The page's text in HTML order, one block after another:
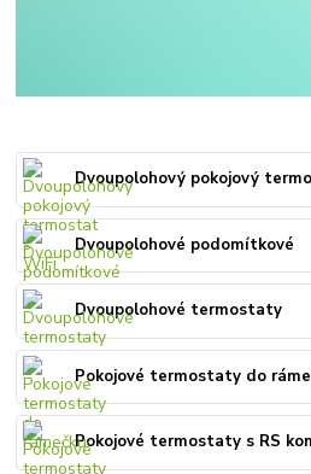
Dvoupolohový pokojový
Dvoupolohové podomítkové
Dvoupolohové termostaty
Pokojové termostaty do
Pokojové termostaty s RS